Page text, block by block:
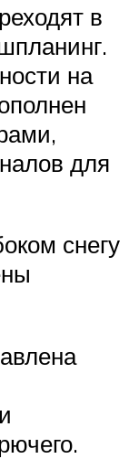
в
на
для
снегу